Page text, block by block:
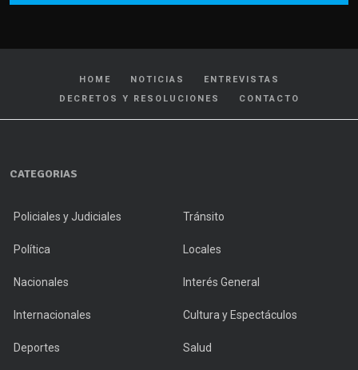
HOME NOTICIAS
ENTREVISTAS
DECRETOS Y RESOLUCIONES
CONTACTO
CATEGORIAS
Policiales y Judiciales Tránsito
Política Locales
Nacionales Interés General
Internacionales Cultura y Espectáculos
Deportes Salud